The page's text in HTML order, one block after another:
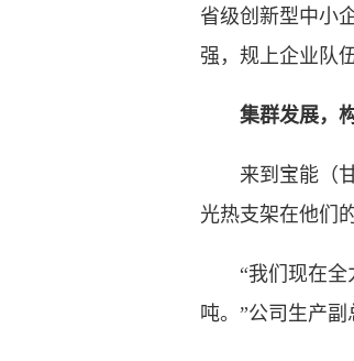
省级创新型中小
强，规上企业队
集群发展，
来到宝能（甘
光热支架在他们
“我们现在全力
吨。”公司生产副